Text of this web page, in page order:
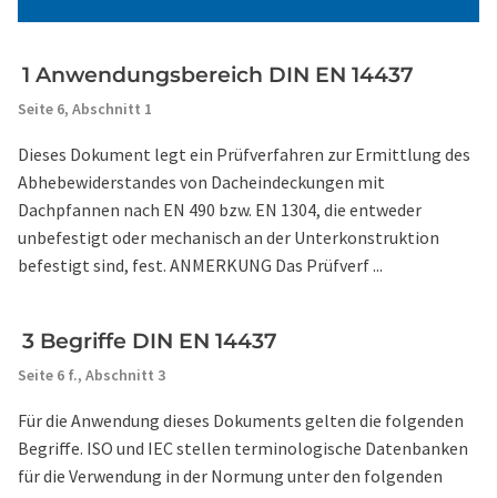
1 Anwendungsbereich DIN EN 14437
Seite 6, Abschnitt 1
Dieses Dokument legt ein Prüfverfahren zur Ermittlung des
Abhebewiderstandes von Dacheindeckungen mit
Dachpfannen nach EN 490 bzw. EN 1304, die entweder
unbefestigt oder mechanisch an der Unterkonstruktion
befestigt sind, fest. ANMERKUNG Das Prüfverf ...
3 Begriffe DIN EN 14437
Seite 6 f., Abschnitt 3
Für die Anwendung dieses Dokuments gelten die folgenden
Begriffe. ISO und IEC stellen terminologische Datenbanken
für die Verwendung in der Normung unter den folgenden